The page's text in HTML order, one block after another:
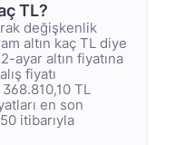
TL?
değişkenlik
altın kaç TL diye
ayar altın fiyatına
fiyatı
TL
en son
itibarıyla